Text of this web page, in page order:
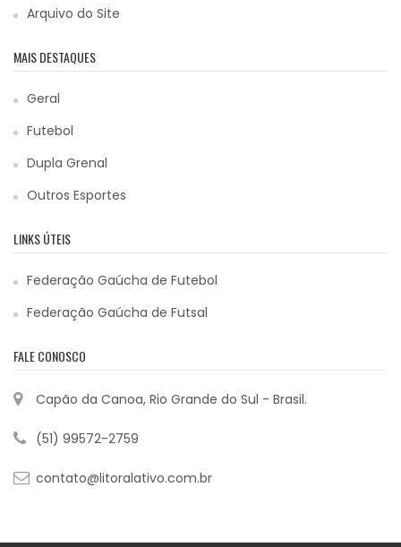
Arquivo do Site
MAIS DESTAQUES
Geral
Futebol
Dupla Grenal
Outros Esportes
LINKS ÚTEIS
Federação Gaúcha de Futebol
Federação Gaúcha de Futsal
FALE CONOSCO
Capão da Canoa, Rio Grande do Sul - Brasil.
(51) 99572-2759
contato@litoralativo.com.br